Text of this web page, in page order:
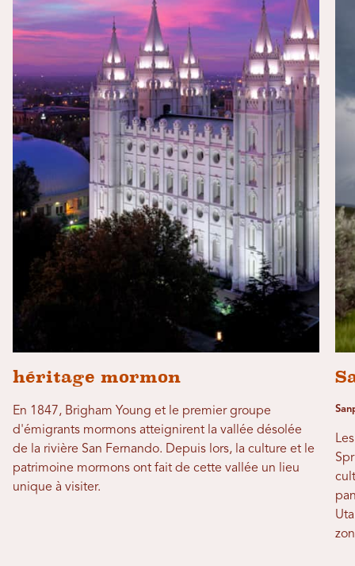
héritage mormon
En 1847, Brigham Young et le premier groupe
d'émigrants mormons atteignirent la vallée désolée
de la rivière San Fernando. Depuis lors, la culture et le
patrimoine mormons ont fait de cette vallée un lieu
unique à visiter.